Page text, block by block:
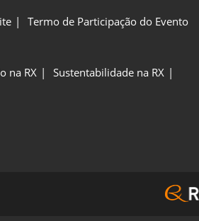
Termo de Participação do Evento
na RX
Sustentabilidade na RX